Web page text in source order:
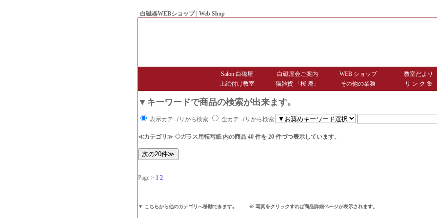
白磁器WEBショップ | Web Shop
Salon 白磁屋 白磁屋会ご案内 WEB ショップ
教室だより
上絵付け教室
猫雑貨 「桜 庵」 その他の業務 リ ン ク 集
▼キーワードで商品の検索が出来ます｡
表示カテゴリから検索 全カテゴリから検索
≪カテゴリ≫ ◇ガラス用転写紙 内の商品 40 件を 20 件づつ表示しています。
Page > 1 2
▼ こちらから他のカテゴリへ移動できます｡ ※ 写真をクリックすれば商品詳細ページが表示されます。